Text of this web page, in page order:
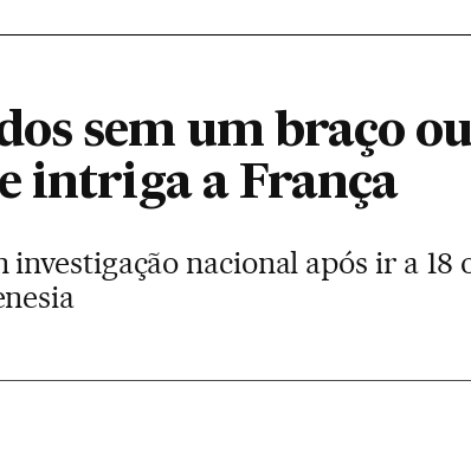
sem um braço
intriga a França
nacional após ir a 18